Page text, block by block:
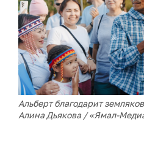
Альберт благодарит
Алина Дьякова / «Ямал-